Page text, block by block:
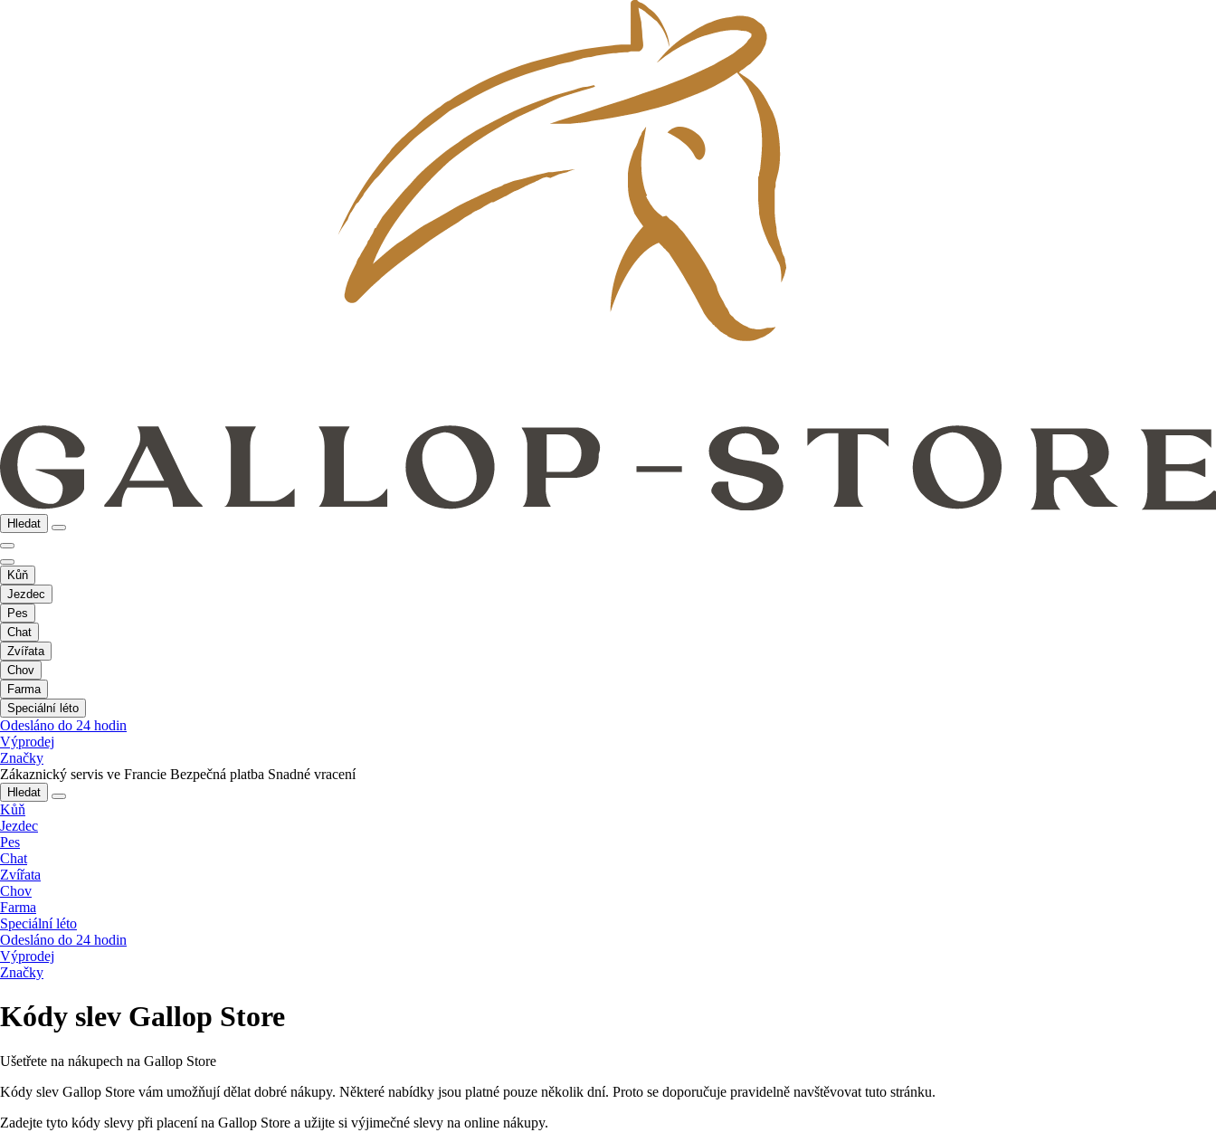
Hledat
Kůň
Jezdec
Pes
Chat
Zvířata
Chov
Farma
Speciální léto
Odesláno do 24 hodin
Výprodej
Značky
Zákaznický servis ve Francie Bezpečná platba Snadné vracení
Hledat
Kůň
Jezdec
Pes
Chat
Zvířata
Chov
Farma
Speciální léto
Odesláno do 24 hodin
Výprodej
Značky
Kódy slev Gallop Store
Ušetřete na nákupech na Gallop Store
Kódy slev Gallop Store vám umožňují dělat dobré nákupy. Některé nabídky jsou platné pouze několik dní. Proto se doporučuje pravidelně navštěvovat tuto stránku.
Zadejte tyto kódy slevy při placení na Gallop Store a užijte si výjimečné slevy na online nákupy.